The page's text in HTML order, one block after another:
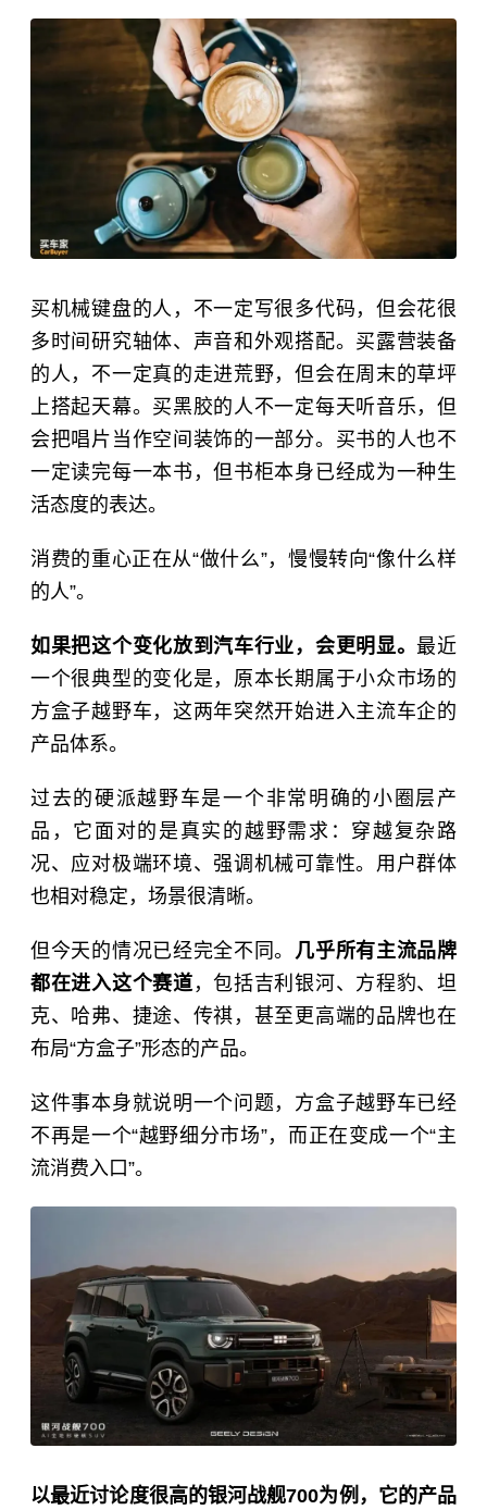
买机械键盘的人，不一定写很多代码，但会花很
多时间研究轴体、声音和外观搭配。买露营装备
的人，不一定真的走进荒野，但会在周末的草坪
上搭起天幕。买黑胶的人不一定每天听音乐，但
会把唱片当作空间装饰的一部分。买书的人也不
一定读完每一本书，但书柜本身已经成为一种生
活态度的表达。
消费的重心正在从“做什么”，慢慢转向“像什么样
的人”。
如果把这个变化放到汽车行业，会更明显。最近
一个很典型的变化是，原本长期属于小众市场的
方盒子越野车，这两年突然开始进入主流车企的
产品体系。
过去的硬派越野车是一个非常明确的小圈层产
品，它面对的是真实的越野需求：穿越复杂路
况、应对极端环境、强调机械可靠性。用户群体
也相对稳定，场景很清晰。
但今天的情况已经完全不同。 几乎所有主流品牌
都在进入这个赛道 ，包括吉利银河、方程豹、坦
克、哈弗、 捷途、传祺，甚至更高端的品牌也在
布局“方盒子”形态的产品。
这件事本身就说明一个问题，方盒子越野车已经
不再是一个“越野细分市场”，而正在变成一个“主
流消费入口”。
以最近讨论度很高的银河战舰700为例，它的产品